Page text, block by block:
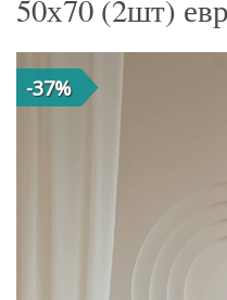
50х70 (2шт)
-37%